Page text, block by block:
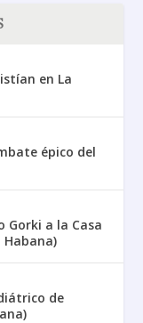
en La
épico del
Gorki a la Casa
Habana)
de